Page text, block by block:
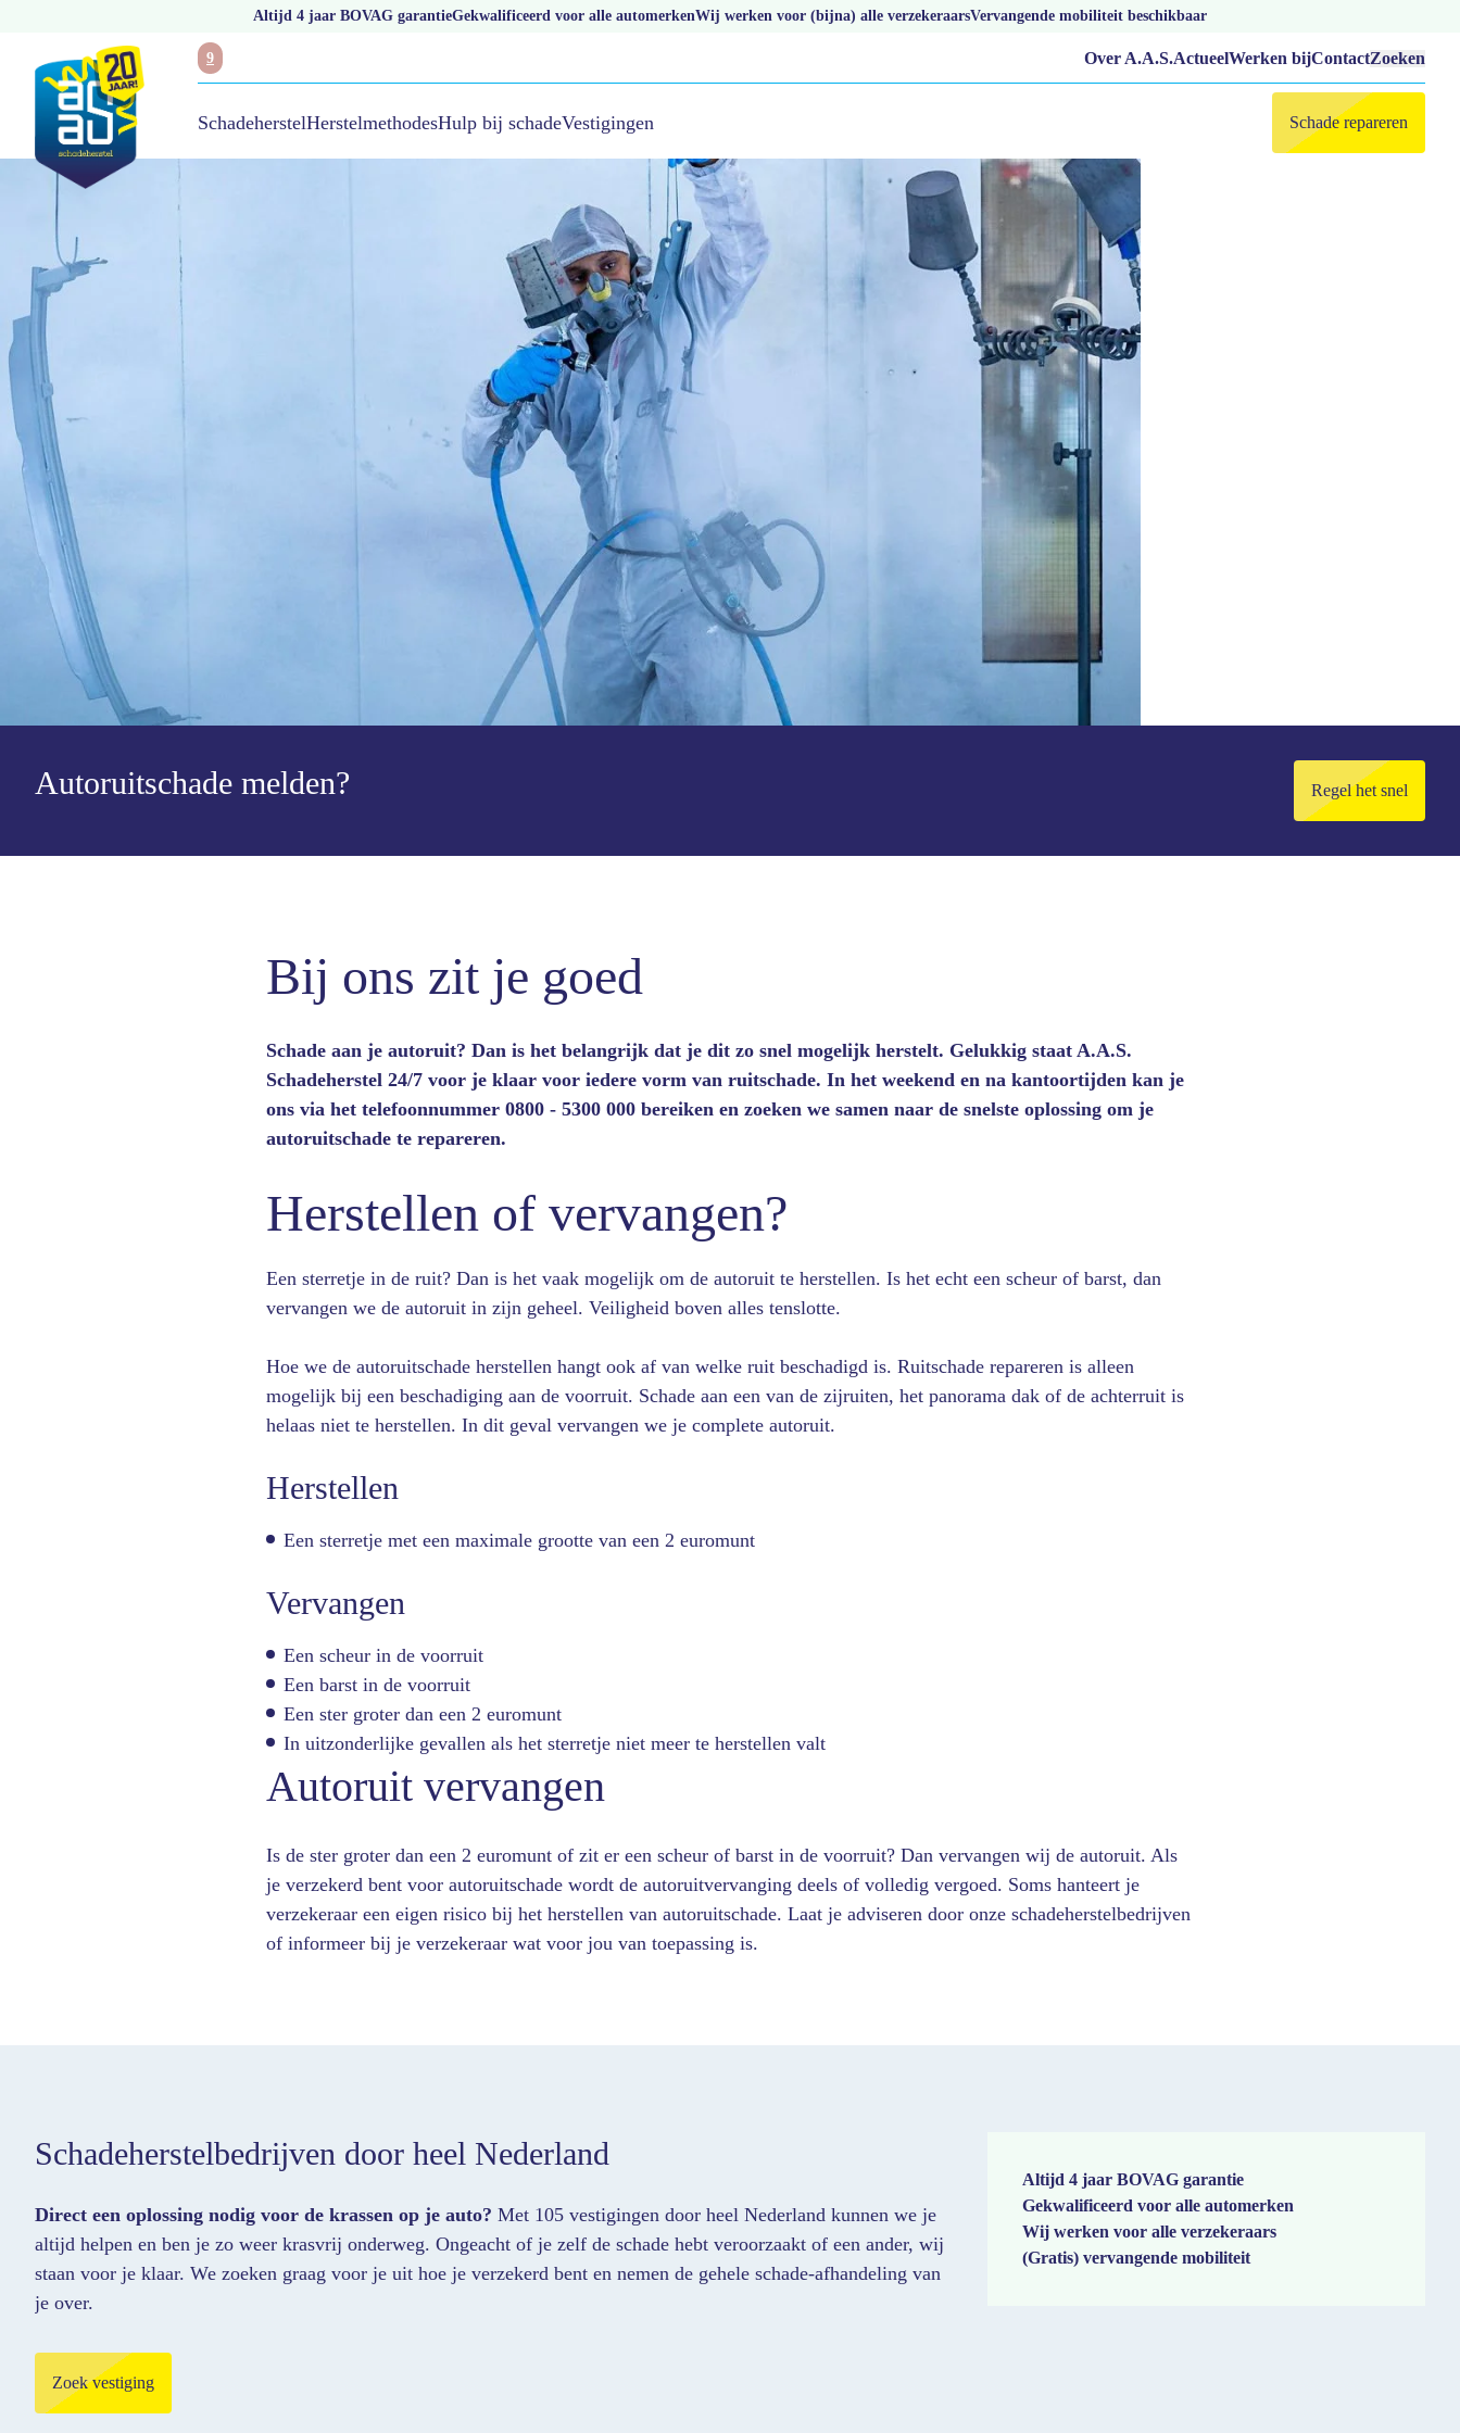
Altijd 4 jaar BOVAG garantieGekwalificeerd voor alle automerkenWij werken voor (bijna) alle verzekeraarsVervangende mobiliteit beschikbaar
9 Over A.A.S.ActueelWerken bijContactZoeken
SchadeherstelHerstelmethodesHulp bij schadeVestigingen Schade repareren
Schadeherstel Ruitschade
Autoruitschade melden? Regel het snel
Bij ons zit je goed
Schade aan je autoruit? Dan is het belangrijk dat je dit zo snel mogelijk herstelt. Gelukkig staat A.A.S.
Schadeherstel 24/7 voor je klaar voor iedere vorm van ruitschade. In het weekend en na kantoortijden kan je
ons via het telefoonnummer 0800 - 5300 000 bereiken en zoeken we samen naar de snelste oplossing om je
autoruitschade te repareren.
Herstellen of vervangen?
Een sterretje in de ruit? Dan is het vaak mogelijk om de autoruit te herstellen. Is het echt een scheur of barst, dan
vervangen we de autoruit in zijn geheel. Veiligheid boven alles tenslotte.
Hoe we de autoruitschade herstellen hangt ook af van welke ruit beschadigd is. Ruitschade repareren is alleen
mogelijk bij een beschadiging aan de voorruit. Schade aan een van de zijruiten, het panorama dak of de achterruit is
helaas niet te herstellen. In dit geval vervangen we je complete autoruit.
Herstellen
Een sterretje met een maximale grootte van een 2 euromunt
Vervangen
Een scheur in de voorruit
Een barst in de voorruit
Een ster groter dan een 2 euromunt
In uitzonderlijke gevallen als het sterretje niet meer te herstellen valt
Autoruit vervangen
Is de ster groter dan een 2 euromunt of zit er een scheur of barst in de voorruit? Dan vervangen wij de autoruit. Als
je verzekerd bent voor autoruitschade wordt de autoruitvervanging deels of volledig vergoed. Soms hanteert je
verzekeraar een eigen risico bij het herstellen van autoruitschade. Laat je adviseren door onze schadeherstelbedrijven
of informeer bij je verzekeraar wat voor jou van toepassing is.
Schadeherstelbedrijven door heel Nederland
Direct een oplossing nodig voor de krassen op je auto? Met 105 vestigingen door heel Nederland kunnen we je
altijd helpen en ben je zo weer krasvrij onderweg. Ongeacht of je zelf de schade hebt veroorzaakt of een ander, wij
staan voor je klaar. We zoeken graag voor je uit hoe je verzekerd bent en nemen de gehele schade-afhandeling van
je over.
Zoek vestiging
Altijd 4 jaar BOVAG garantie
Gekwalificeerd voor alle automerken
Wij werken voor alle verzekeraars
(Gratis) vervangende mobiliteit